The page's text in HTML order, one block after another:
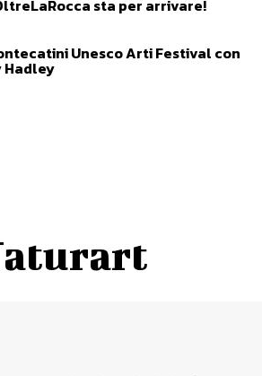
sta per arrivare!
Unesco Arti Festival con
Hadley